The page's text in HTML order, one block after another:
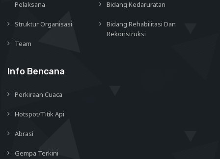
Pelaksana
Struktur Organisasi
Team
Bidang Kedaruratan
Bidang Rehabilitasi Dan
Rekonstruksi
Info Bencana
Perkiraan Cuaca
Hotspot/Titik Api
Abrasi
Gempa Terkini